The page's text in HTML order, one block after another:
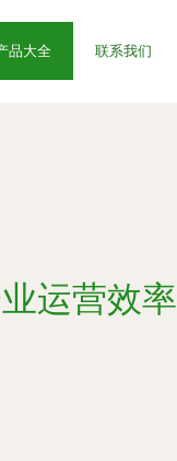
品大全 联系我们
运营效率